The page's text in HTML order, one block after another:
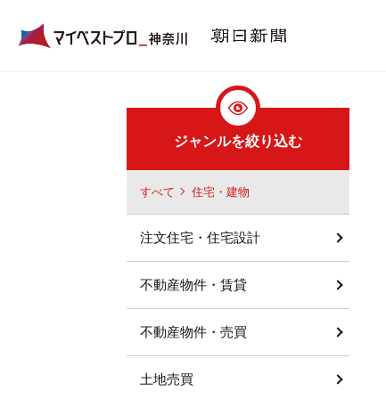
ジャンルを絞り込む
すべて 住宅・建物
注文住宅・住宅設計
不動産物件・賃貸
不動産物件・売買
土地売買